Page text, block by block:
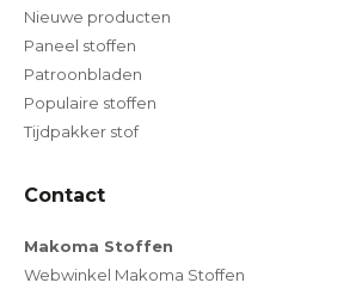
Nieuwe producten
Paneel stoffen
Patroonbladen
Populaire stoffen
Tijdpakker stof
Contact
Makoma Stoffen
Webwinkel Makoma Stoffen